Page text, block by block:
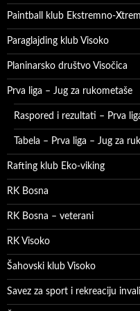
Paintball klub Ekstremno-
Paraglajding klub Visoko
Planinarsko društvo Visočica
Prva liga – Jug za rukometaše
Raspored i rezultati – Prva
Tabela – Prva liga – Jug za
Rafting klub Eko-viking
RK Bosna
RK Bosna – veterani
RK Visoko
Šahovski klub Visoko
Savez za sport i rekreaciju